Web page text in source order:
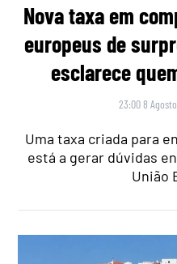
Nova taxa em
europeus de
esclarece
23:00 8
Uma taxa criada para
está a gerar dúvidas
União